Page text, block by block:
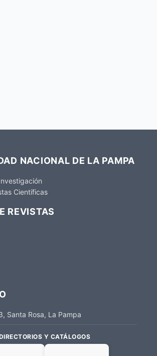
NACIONAL DE LA PAMPA
Científicas
REVISTAS
Santa Rosa, La Pampa
Y CATÁLOGOS